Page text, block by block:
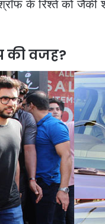
के रिश्ते को
की वजह?